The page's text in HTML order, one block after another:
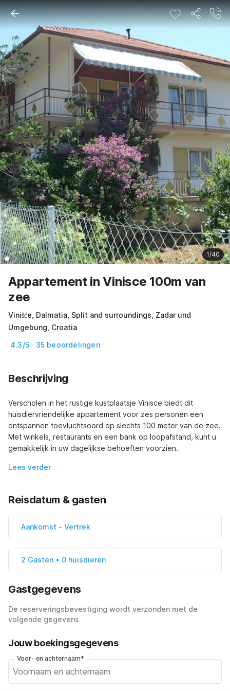
1/40
Appartement in Vinisce 100m van
zee
Vinišće, Dalmatia, Split and surroundings, Zadar und
Umgebung, Croatia
4.3/5 · 35 beoordelingen
Beschrijving
Verscholen in het rustige kustplaatsje Vinisce biedt dit
huisdiervriendelijke appartement voor zes personen een
ontspannen toevluchtsoord op slechts 100 meter van de zee.
Met winkels, restaurants en een bank op loopafstand, kunt u
gemakkelijk in uw dagelijkse behoeften voorzien.
Lees verder
Reisdatum & gasten
Aankomst - Vertrek
2 Gasten • 0 huisdieren
Gastgegevens
De reserveringsbevestiging wordt verzonden met de
volgende gegevens
Jouw boekingsgegevens
Voor- en achternaam*